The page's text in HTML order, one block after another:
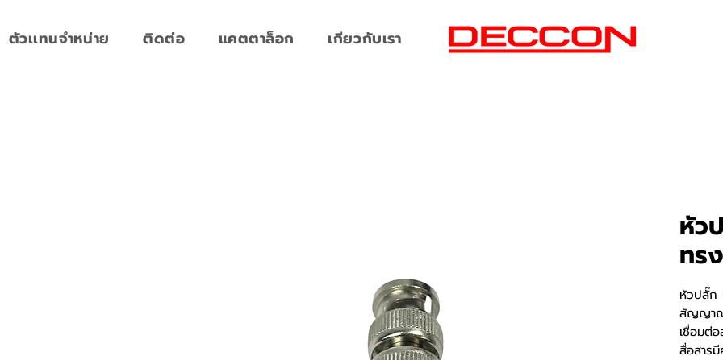
ตัวเเทนจำหน่าย ติดต่อ แคตตาล็อก เกียวกับเรา
หัว
ทร
หัวปลั๊ก
สัญญาณ
เชื่อมต่
สื่อสารมี